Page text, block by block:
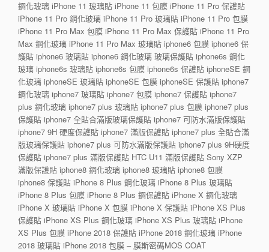
鋼化玻璃 iPhone 11 玻璃貼 iPhone 11 包膜 iPhone 11 Pro 保護貼
iPhone 11 Pro 鋼化玻璃 iPhone 11 Pro 玻璃貼 iPhone 11 Pro 包膜
iPhone 11 Pro Max 包膜 iPhone 11 Pro Max 保護貼 iPhone 11 Pro
Max 鋼化玻璃 iPhone 11 Pro Max 玻璃貼 iphone6 包膜 iphone6 保
護貼 iphone6 玻璃貼 iphone6 鋼化玻璃 玻璃保護貼 iphone6s 鋼化
玻璃 iphone6s 玻璃貼 iphone6s 包膜 iphone6s 保護貼 iphoneSE 鋼
化玻璃 iphoneSE 玻璃貼 iphoneSE 包膜 iphoneSE 保護貼 iphone7
鋼化玻璃 iphone7 玻璃貼 iphone7 包膜 iphone7 保護貼 iphone7
plus 鋼化玻璃 iphone7 plus 玻璃貼 iphone7 plus 包膜 iphone7 plus
保護貼 iphone7 全貼合滿版玻璃保護貼 iphone7 可防水滿版保護貼
iphone7 9H 硬度保護貼 iphone7 滿版保護貼 iphone7 plus 全貼合滿
版玻璃保護貼 iphone7 plus 可防水滿版保護貼 iphone7 plus 9H硬度
保護貼 iphone7 plus 滿版保護貼 HTC U11 滿版保護貼 Sony XZP
滿版保護貼 iphone8 鋼化玻璃 iphone8 玻璃貼 iphone8 包膜
iphone8 保護貼 iPhone 8 Plus 鋼化玻璃 iPhone 8 Plus 玻璃貼
iPhone 8 Plus 包膜 iPhone 8 Plus 鋼保護貼 iPhone X 鋼化玻璃
iPhone X 玻璃貼 iPhone X 包膜 iPhone X 保護貼 iPhone XS Plus
保護貼 iPhone XS Plus 鋼化玻璃 iPhone XS Plus 玻璃貼 iPhone
XS Plus 包膜 iPhone 2018 保護貼 iPhone 2018 鋼化玻璃 iPhone
2018 玻璃貼 iPhone 2018 包膜 – 膜斯密碼MOS COAT